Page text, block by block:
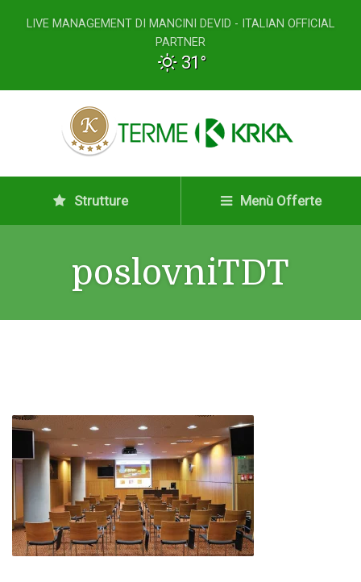
LIVE MANAGEMENT DI MANCINI DEVID - ITALIAN OFFICIAL
PARTNER
31°
Strutture Menù Offerte
poslovniTDT